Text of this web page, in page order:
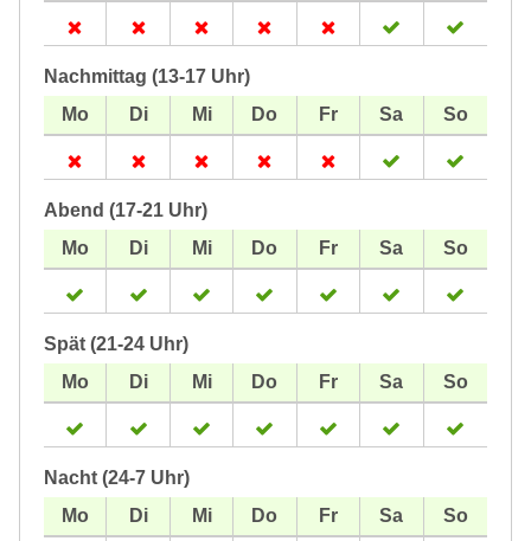
Nachmittag (13-17 Uhr)
Abend (17-21 Uhr)
Spät (21-24 Uhr)
Nacht (24-7 Uhr)